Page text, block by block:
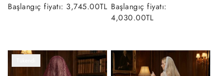
Normal
Başlangıç fiyatı: 3,745.00TL Normal
fiyat
Başlangıç fiyatı:
4,030.00TL